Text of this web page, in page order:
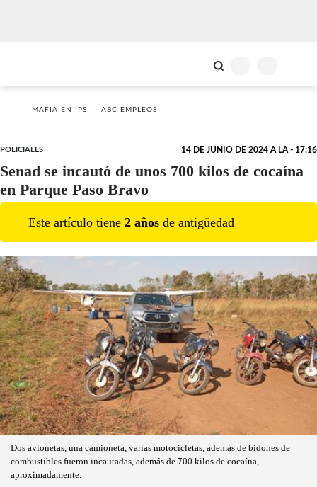
MAFIA EN IPS ABC EMPLEOS
POLICIALES 14 DE JUNIO DE 2024 A LA - 17:16
Senad se incautó de unos 700 kilos de cocaína
en Parque Paso Bravo
Este artículo tiene 2 años de antigüedad
Dos avionetas, una camioneta, varias motocicletas, además de bidones de
combustibles fueron incautadas, además de 700 kilos de cocaína,
aproximadamente.